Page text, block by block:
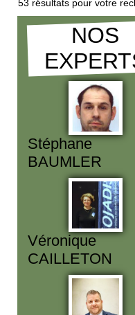
53 résultats pour votre
NOS
Stéphane
BAUMLER
Véronique
CAILLETON